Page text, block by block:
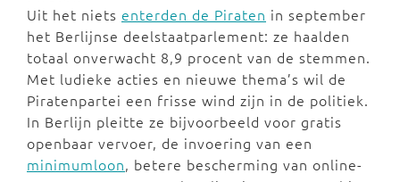
Uit het niets enterden de Piraten in september
het Berlijnse deelstaatparlement: ze haalden
totaal onverwacht 8,9 procent van de stemmen.
Met ludieke acties en nieuwe thema’s wil de
Piratenpartei een frisse wind zijn in de politiek.
In Berlijn pleitte ze bijvoorbeeld voor gratis
openbaar vervoer, de invoering van een
minimumloon, betere bescherming van online-